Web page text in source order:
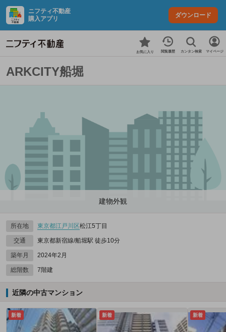
ニフティ不動産
購入アプリ
ダウンロード
お気に入り 閲覧履歴 カンタン検索 マイページ
ARKCITY船堀
建物外観
所在地 東京都江戸川区松江5丁目
交通 東京都新宿線/船堀駅 徒歩10分
築年月 2024年2月
総階数 7階建
近隣の中古マンション
新着 新着 新着